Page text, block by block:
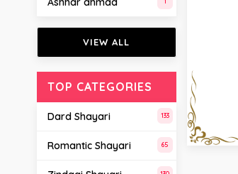
VIEW ALL
TOP CATEGORIES
Dard Shayari 133
Romantic Shayari 65